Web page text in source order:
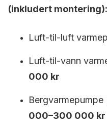
(inkludert montering):
Luft-til-luft
Luft-til-vann
000 kr
000–300 000 kr